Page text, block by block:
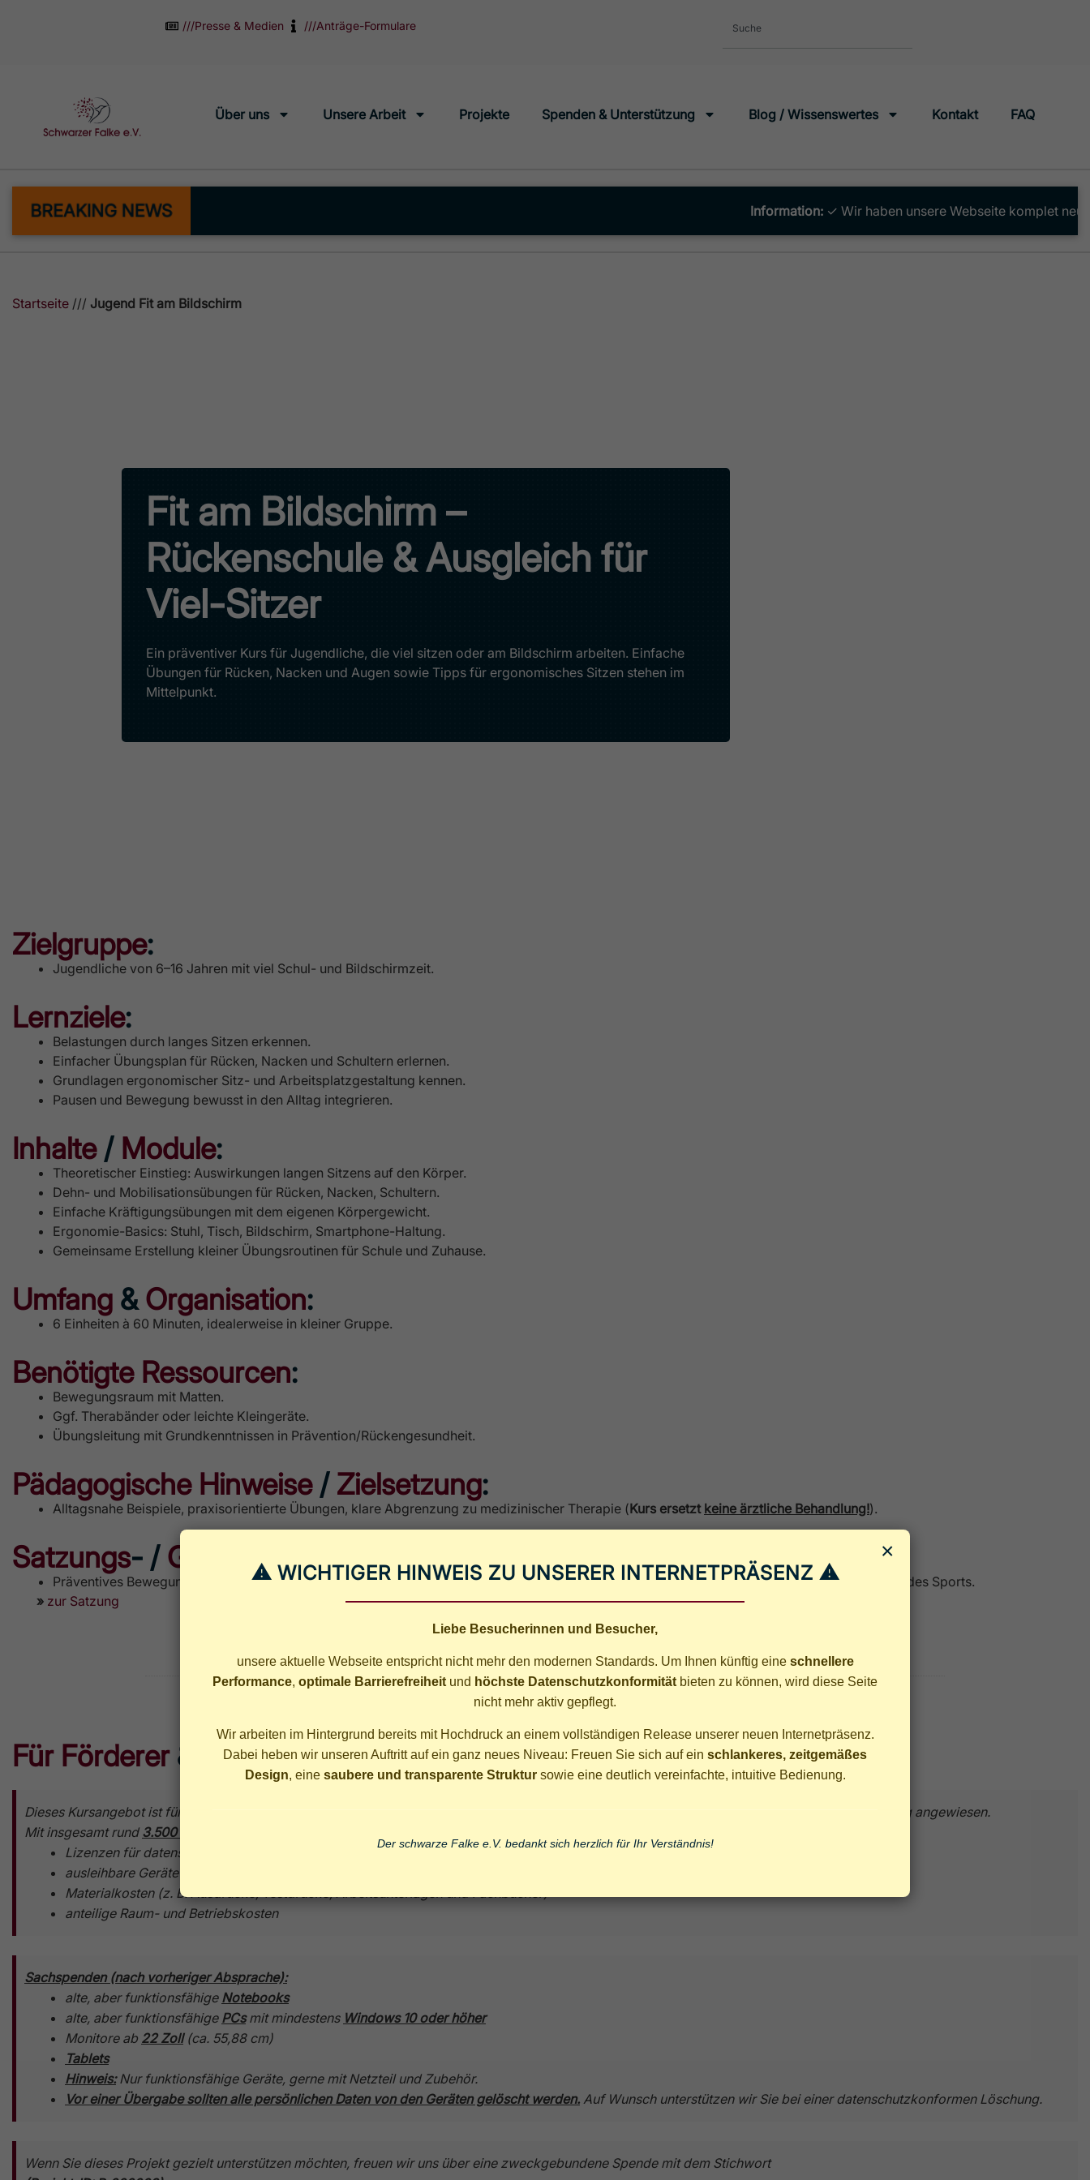
×
⚠ WICHTIGER HINWEIS ZU UNSERER INTERNETPRÄSENZ ⚠
Liebe Besucherinnen und Besucher,
unsere aktuelle Webseite entspricht nicht mehr den modernen Standards. Um Ihnen künftig eine schnellere
Performance, optimale Barrierefreiheit und höchste Datenschutzkonformität bieten zu können, wird diese Seite
nicht mehr aktiv gepflegt.
Wir arbeiten im Hintergrund bereits mit Hochdruck an einem vollständigen Release unserer neuen Internetpräsenz.
Dabei heben wir unseren Auftritt auf ein ganz neues Niveau: Freuen Sie sich auf ein schlankeres, zeitgemäßes
Design, eine saubere und transparente Struktursowie eine deutlich vereinfachte, intuitive Bedienung.
Der schwarze Falke e.V. bedankt sich herzlich für Ihr Verständnis!
///Presse & Medien ///Anträge-Formulare
Über uns Unsere Arbeit Projekte Spenden & Unterstützung Blog / Wissenswertes Kontakt FAQ
BREAKING NEWS Information:✓ Wir haben unsere Webseite komplet neu
Startseite /// Jugend Fit am Bildschirm
Fit am Bildschirm –
Rückenschule & Ausgleich für
Viel-Sitzer
Ein präventiver Kurs für Jugendliche, die viel sitzen oder am Bildschirm arbeiten. Einfache
Übungen für Rücken, Nacken und Augen sowie Tipps für ergonomisches Sitzen stehen im
Mittelpunkt.
Zielgruppe:
Jugendliche von 6–16 Jahren mit viel Schul- und Bildschirmzeit.
Lernziele:
Belastungen durch langes Sitzen erkennen.
Einfacher Übungsplan für Rücken, Nacken und Schultern erlernen.
Grundlagen ergonomischer Sitz- und Arbeitsplatzgestaltung kennen.
Pausen und Bewegung bewusst in den Alltag integrieren.
Inhalte/ Module:
Theoretischer Einstieg: Auswirkungen langen Sitzens auf den Körper.
Dehn- und Mobilisationsübungen für Rücken, Nacken, Schultern.
Einfache Kräftigungsübungen mit dem eigenen Körpergewicht.
Ergonomie-Basics: Stuhl, Tisch, Bildschirm, Smartphone-Haltung.
Gemeinsame Erstellung kleiner Übungsroutinen für Schule und Zuhause.
Umfang & Organisation:
6 Einheiten à 60 Minuten, idealerweise in kleiner Gruppe.
Benötigte Ressourcen:
Bewegungsraum mit Matten.
Ggf. Therabänder oder leichte Kleingeräte.
Übungsleitung mit Grundkenntnissen in Prävention/Rückengesundheit.
Pädagogische Hinweise/ Zielsetzung:
Alltagsnahe Beispiele, praxisorientierte Übungen, klare Abgrenzung zu medizinischer Therapie (Kurs ersetzt keine ärztliche Behandlung!).
Satzungs- / Gemeinnützigkeitsbezug:
Präventives Bewegungs- und Gesundheitsangebot im Rahmen des Breitensports für Jugendliche; entspricht der satzungsgemäßen Förderung des Sports.
» zur Satzung
Für Förderer& Unterstützer:
Dieses Kursangebot ist für die Teilnehmenden kostenfrei. Damit wir den Kurs langfristig und zuverlässig anbieten können, sind wir auf Unterstützung angewiesen.
Mit insgesamt rund 3.500 €
Lizenzen für datenschutzkonforme Grafik-Software und Online-Tools
ausleihbare Geräte für Kinder und Jugendliche (z. B. Laptops, Monitore, Eingabegeräte)
Materialkosten (z. B. Ausdrucke, Testdrucke, Arbeitsunterlagen und Fachbücher)
anteilige Raum- und Betriebskosten
Sachspenden (nach vorheriger Absprache):
alte, aber funktionsfähige Notebooks
alte, aber funktionsfähige PCsmit mindestens Windows 10 oder höher
Monitore ab 22 Zoll(ca. 55,88 cm)
Tablets
Hinweis:Nur funktionsfähige Geräte, gerne mit Netzteil und Zubehör.
Vor einer Übergabe sollten alle persönlichen Daten von den Geräten gelöscht werden. Auf Wunsch unterstützen wir Sie bei einer datenschutzkonformen Löschung.
Wenn Sie dieses Projekt gezielt unterstützen möchten, freuen wir uns über eine zweckgebundene Spende mit dem Stichwort